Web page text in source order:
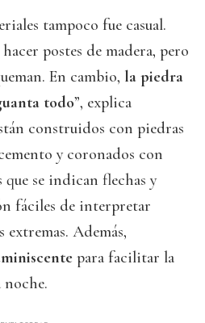
tampoco fue casual.
postes de madera, pero
En cambio, la piedra
todo”, explica
construidos con piedras
y coronados con
que se indican flechas y
fáciles de interpretar
Además,
para facilitar la